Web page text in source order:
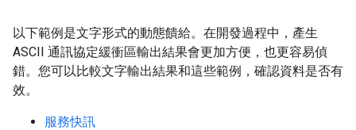
以下範例是文字形式的動態饋給。在開發過程中，產生
ASCII 通訊協定緩衝區輸出結果會更加方便，也更容易偵
錯。您可以比較文字輸出結果和這些範例，確認資料是否有
效。
服務快訊